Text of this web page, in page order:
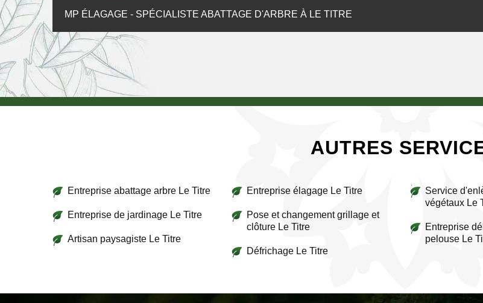
MP ÉLAGAGE - SPÉCIALISTE ABATTAGE D'ARBRE À LE TITRE
AUTRES
Entreprise abattage arbre Le Titre
Entreprise de jardinage Le Titre
Artisan paysagiste Le Titre
Entreprise élagage Le Titre
Pose et changement grillage et
clôture Le Titre
Défrichage Le Titre
Service
végétaux Le
Entreprise
pelouse Le